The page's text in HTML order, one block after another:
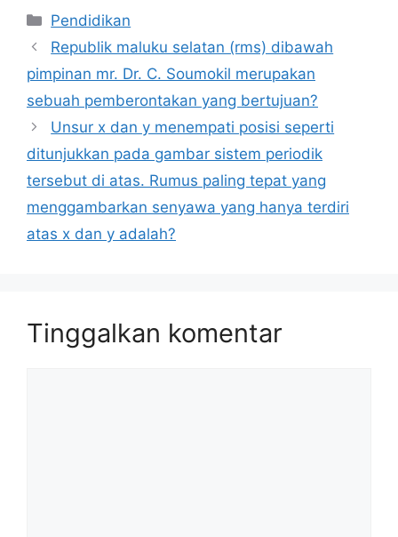
Kategori
Pendidikan
Republik maluku selatan (rms) dibawah
pimpinan mr. Dr. C. Soumokil merupakan
sebuah pemberontakan yang bertujuan?
Unsur x dan y menempati posisi seperti
ditunjukkan pada gambar sistem periodik
tersebut di atas. Rumus paling tepat yang
menggambarkan senyawa yang hanya terdiri
atas x dan y adalah?
Tinggalkan komentar